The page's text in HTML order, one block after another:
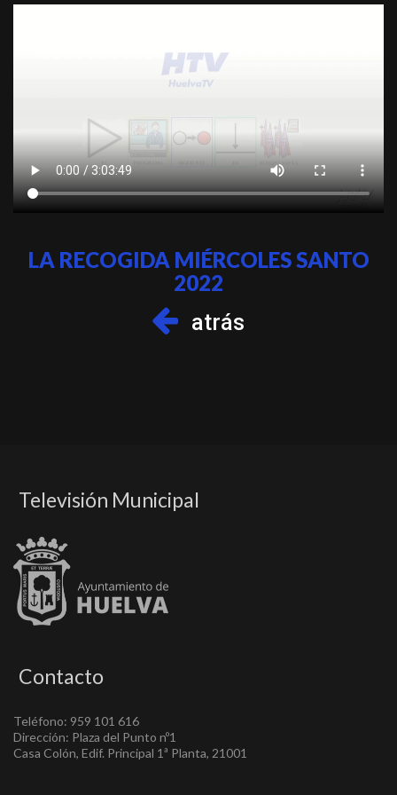
LA RECOGIDA MIÉRCOLES SANTO
2022
atrás
Televisión Municipal
Contacto
Teléfono: 959 101 616
Dirección: Plaza del Punto nº1
Casa Colón, Edif. Principal 1ª Planta, 21001